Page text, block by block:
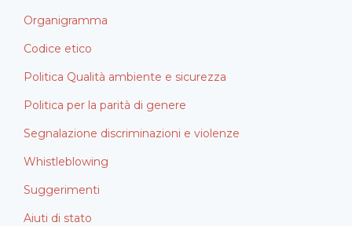
Organigramma
Codice etico
Politica Qualità ambiente e sicurezza
Politica per la parità di genere
Segnalazione discriminazioni e violenze
Whistleblowing
Suggerimenti
Aiuti di stato